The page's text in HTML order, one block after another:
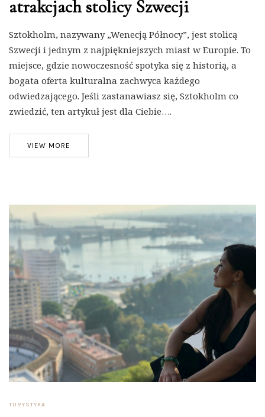
atrakcjach stolicy Szwecji
Sztokholm, nazywany „Wenecją Północy”, jest stolicą
Szwecji i jednym z najpiękniejszych miast w Europie. To
miejsce, gdzie nowoczesność spotyka się z historią, a
bogata oferta kulturalna zachwyca każdego
odwiedzającego. Jeśli zastanawiasz się, Sztokholm co
zwiedzić, ten artykuł jest dla Ciebie….
VIEW MORE
TURYSTYKA